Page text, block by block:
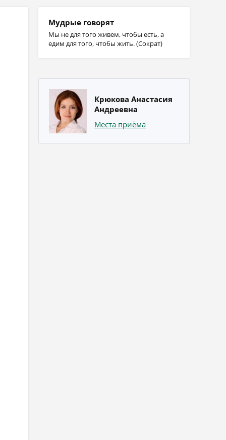
Мудрые говорят
Мы не для того живем, чтобы есть, а
едим для того, чтобы жить. (Сократ)
Крюкова Анастасия
Андреевна
Места приёма